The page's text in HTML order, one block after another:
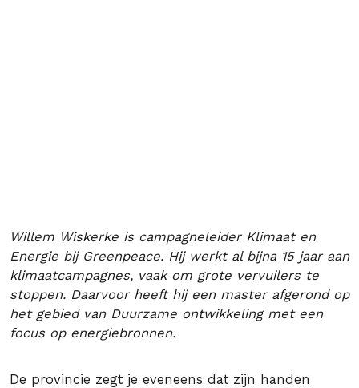
Willem Wiskerke is campagneleider Klimaat en
Energie bij Greenpeace. Hij werkt al bijna 15 jaar aan
klimaatcampagnes, vaak om grote vervuilers te
stoppen. Daarvoor heeft hij een master afgerond op
het gebied van Duurzame ontwikkeling met een
focus op energiebronnen.
De provincie zegt je eveneens dat zijn handen